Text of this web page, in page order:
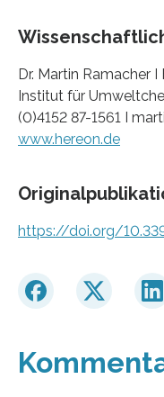
Dr. Martin Ramacher
Institut für
(0)4152 87-1561 I
www.hereon.de
https://doi.org/